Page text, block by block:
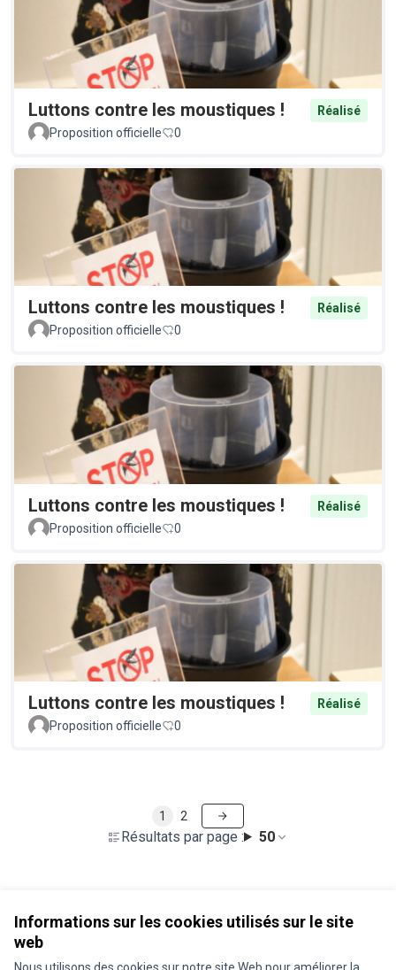
Informations sur les cookies utilisés sur le site
web
Luttons contre les moustiques !
Réalisé
Proposition officielle
0
Luttons contre les moustiques !
Réalisé
Proposition officielle
0
Luttons contre les moustiques !
Réalisé
Proposition officielle
0
Luttons contre les moustiques !
Réalisé
Proposition officielle
0
Résultats par page : 50
1 2